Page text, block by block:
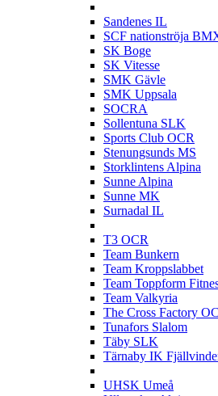
Sandenes IL
SCF nationströja
SK Boge
SK Vitesse
SMK Gävle
SMK Uppsala
SOCRA
Sollentuna SLK
Sports Club OCR
Stenungsunds MS
Storklintens Alpina
Sunne Alpina
Sunne MK
Surnadal IL
T3 OCR
Team Bunkern
Team Kroppslabbet
Team Toppform
Team Valkyria
The Cross Factory
Tunafors Slalom
Täby SLK
Tärnaby IK
UHSK Umeå